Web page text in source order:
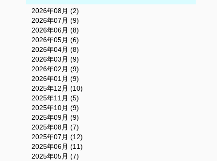
2026年08月 (2)
2026年07月 (9)
2026年06月 (8)
2026年05月 (6)
2026年04月 (8)
2026年03月 (9)
2026年02月 (9)
2026年01月 (9)
2025年12月 (10)
2025年11月 (5)
2025年10月 (9)
2025年09月 (9)
2025年08月 (7)
2025年07月 (12)
2025年06月 (11)
2025年05月 (7)